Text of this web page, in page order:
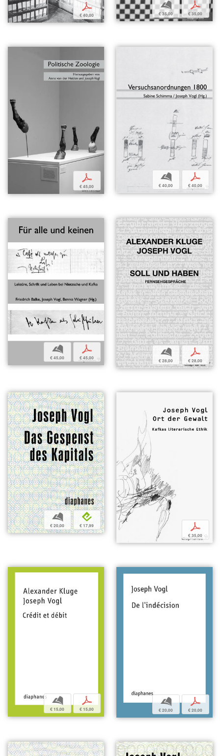
p
€ 40,00
b
€ 35,00
p
€ 35,00
p
€ 45,00
b
€ 40,00
p
€ 40,00
b
€ 45,00
p
€ 45,00
b
€ 28,00
p
€ 28,00
b
€ 20,00
e
€ 17,99 p
€ 35,00
b
€ 15,00
p
€ 15,00
b
€ 20,00
p
€ 20,00